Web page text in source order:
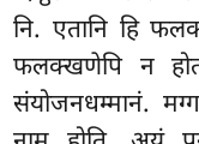
नि. एतानि हि
फलक्खणेपि न
संयोजनधम्मानं.